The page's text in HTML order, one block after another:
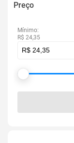
Preço
Mínimo:
R$ 24,35